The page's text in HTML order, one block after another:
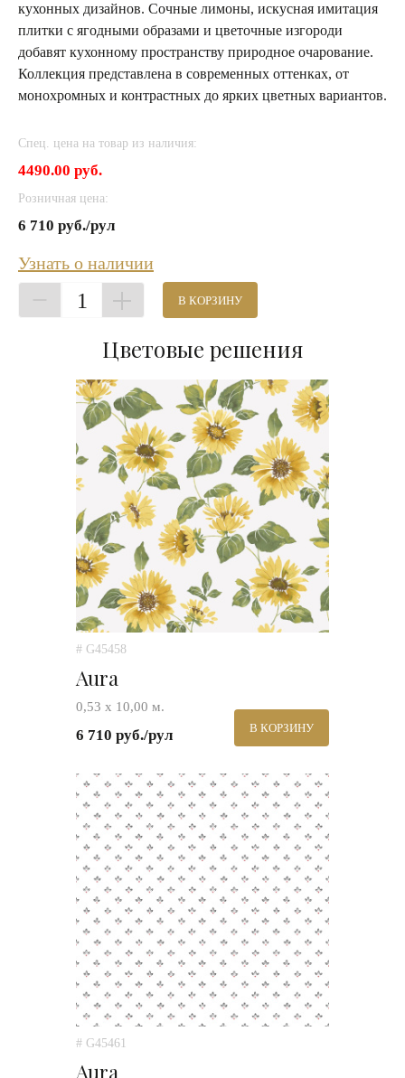
кухонных дизайнов. Сочные лимоны, искусная имитация
плитки с ягодными образами и цветочные изгороди
добавят кухонному пространству природное очарование.
Коллекция представлена в современных оттенках, от
монохромных и контрастных до ярких цветных вариантов.
Спец. цена на товар из наличия:
4490.00 руб.
Розничная цена:
6 710 руб./рул
Узнать о наличии
1 В КОРЗИНУ
Цветовые решения
# G45458
Aura
0,53 х 10,00 м.
6 710 руб./рул В КОРЗИНУ
# G45461
Aura